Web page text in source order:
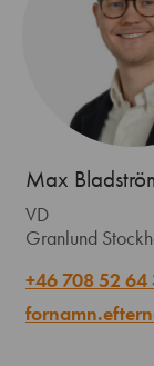
Max
VD
Granlund
+46 708 52 64